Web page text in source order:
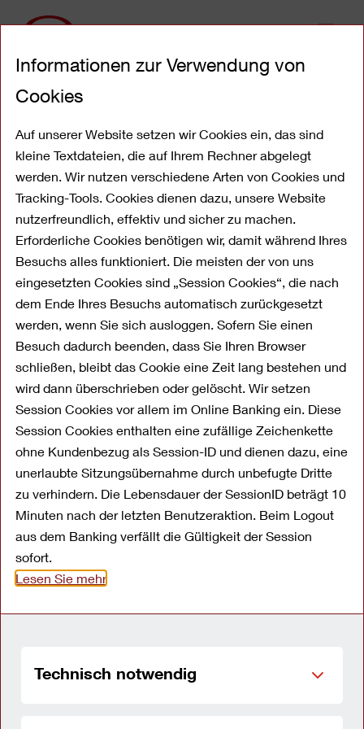
Informationen zur Verwendung von
Cookies
Auf unserer Website setzen wir Cookies ein, das sind
kleine Textdateien, die auf Ihrem Rechner abgelegt
werden. Wir nutzen verschiedene Arten von Cookies und
Tracking-Tools. Cookies dienen dazu, unsere Website
nutzerfreundlich, effektiv und sicher zu machen.
Erforderliche Cookies benötigen wir, damit während Ihres
Besuchs alles funktioniert. Die meisten der von uns
eingesetzten Cookies sind „Session Cookies“, die nach
dem Ende Ihres Besuchs automatisch zurückgesetzt
werden, wenn Sie sich ausloggen. Sofern Sie einen
Besuch dadurch beenden, dass Sie Ihren Browser
schließen, bleibt das Cookie eine Zeit lang bestehen und
wird dann überschrieben oder gelöscht. Wir setzen
Session Cookies vor allem im Online Banking ein. Diese
Session Cookies enthalten eine zufällige Zeichenkette
ohne Kundenbezug als Session-ID und dienen dazu, eine
unerlaubte Sitzungsübernahme durch unbefugte Dritte
zu verhindern. Die Lebensdauer der SessionID beträgt 10
Minuten nach der letzten Benutzeraktion. Beim Logout
aus dem Banking verfällt die Gültigkeit der Session
sofort.
Lesen Sie mehr
Technisch notwendig
zum
InhaltFestgeld als renditestarke
Geldanlage
Das Festgeldkonto der OYAK
ANKER Bank GmbH
Für einen lang ersehnten Wunsch Geld parken,
einen Traumurlaub planen, ein
Sicherheitspolster für die Familie bilden oder
einfach sicher anlegen. Es gibt viele Gründe,
um mehr aus seinem Geld zu machen.
Abhängig von Ihren Wünschen bieten wir Ihnen
die attraktive Möglichkeit an – ganz nach Ihrem
Bedarf!
lassen: Wir bieten unseren Kunden eine